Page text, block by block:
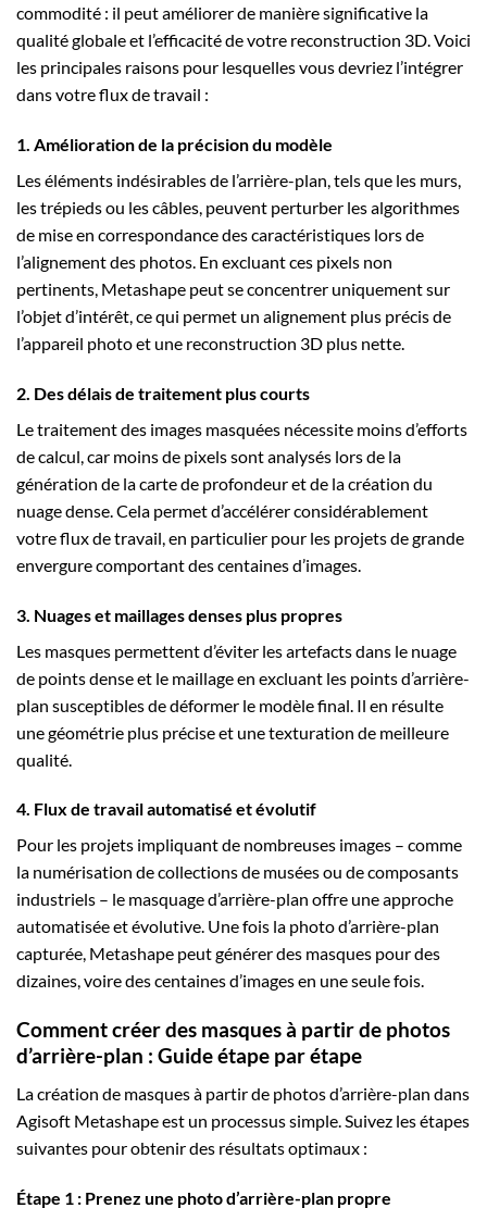
commodité : il peut améliorer de manière significative la
qualité globale et l’efficacité de votre reconstruction 3D. Voici
les principales raisons pour lesquelles vous devriez l’intégrer
dans votre flux de travail :
1. Amélioration de la précision du modèle
Les éléments indésirables de l’arrière-plan, tels que les murs,
les trépieds ou les câbles, peuvent perturber les algorithmes
de mise en correspondance des caractéristiques lors de
l’alignement des photos. En excluant ces pixels non
pertinents, Metashape peut se concentrer uniquement sur
l’objet d’intérêt, ce qui permet un alignement plus précis de
l’appareil photo et une reconstruction 3D plus nette.
2. Des délais de traitement plus courts
Le traitement des images masquées nécessite moins d’efforts
de calcul, car moins de pixels sont analysés lors de la
génération de la carte de profondeur et de la création du
nuage dense. Cela permet d’accélérer considérablement
votre flux de travail, en particulier pour les projets de grande
envergure comportant des centaines d’images.
3. Nuages et maillages denses plus propres
Les masques permettent d’éviter les artefacts dans le nuage
de points dense et le maillage en excluant les points d’arrière-
plan susceptibles de déformer le modèle final. Il en résulte
une géométrie plus précise et une texturation de meilleure
qualité.
4. Flux de travail automatisé et évolutif
Pour les projets impliquant de nombreuses images – comme
la numérisation de collections de musées ou de composants
industriels – le masquage d’arrière-plan offre une approche
automatisée et évolutive. Une fois la photo d’arrière-plan
capturée, Metashape peut générer des masques pour des
dizaines, voire des centaines d’images en une seule fois.
Comment créer des masques à partir de photos
d’arrière-plan : Guide étape par étape
La création de masques à partir de photos d’arrière-plan dans
Agisoft Metashape est un processus simple. Suivez les étapes
suivantes pour obtenir des résultats optimaux :
Étape 1 : Prenez une photo d’arrière-plan propre